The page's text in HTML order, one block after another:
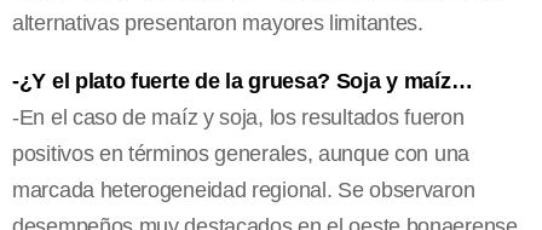
alternativas presentaron mayores limitantes.
-¿Y el plato fuerte de la gruesa? Soja y maíz…
-En el caso de maíz y soja, los resultados fueron
positivos en términos generales, aunque con una
marcada heterogeneidad regional. Se observaron